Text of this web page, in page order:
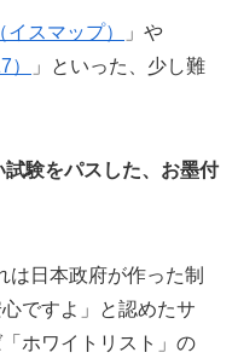
イスマップ）
」や
」といった、少し難
試験をパスした、お墨付
は日本政府が作った制
ですよ」と認めたサ
ホワイトリスト」の